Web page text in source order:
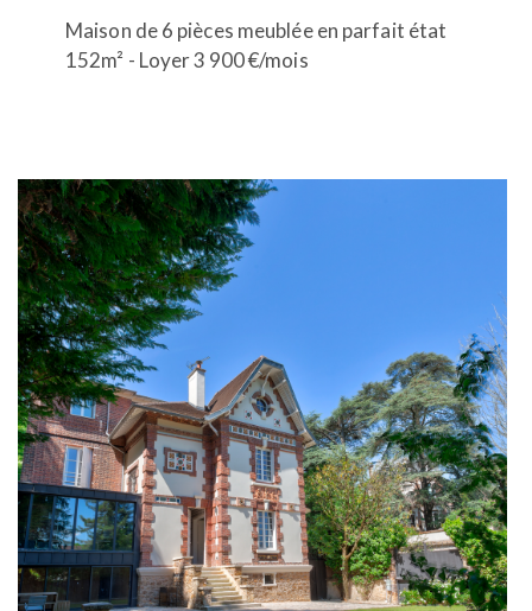
Maison de 6 pièces meublée en parfait état
152m² - Loyer 3 900 €/mois